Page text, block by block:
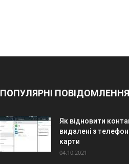
ПОПУЛЯРНІ ПОВІДОМЛЕННЯ
Як відновити
видалені з
карти
04.10.2021